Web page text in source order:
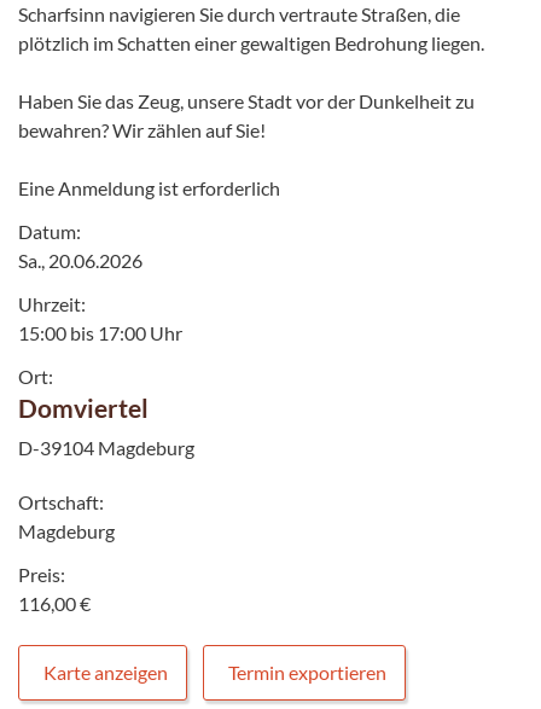
Scharfsinn navigieren Sie durch vertraute Straßen, die
plötzlich im Schatten einer gewaltigen Bedrohung liegen.
Haben Sie das Zeug, unsere Stadt vor der Dunkelheit zu
bewahren? Wir zählen auf Sie!
Eine Anmeldung ist erforderlich
Datum:
Sa., 20.06.2026
Uhrzeit:
15:00 bis 17:00 Uhr
Ort:
Domviertel
D-39104 Magdeburg
Ortschaft:
Magdeburg
Preis:
116,00 €
Karte anzeigen Termin exportieren